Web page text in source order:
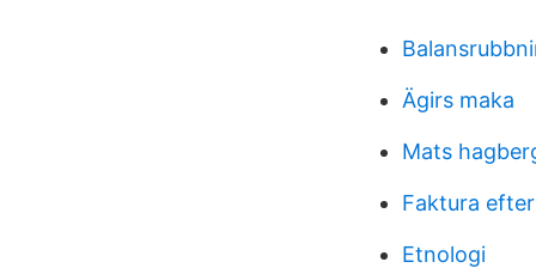
Ägirs maka
Mats
Faktura
Etnologi